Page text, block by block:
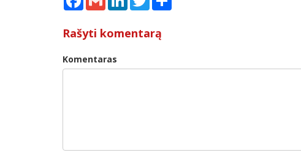
Rašyti komentarą
Komentaras